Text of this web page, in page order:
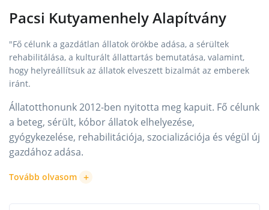
Pacsi Kutyamenhely Alapítvány
"Fő célunk a gazdátlan állatok örökbe adása, a sérültek
rehabilitálása, a kulturált állattartás bemutatása, valamint,
hogy helyreállítsuk az állatok elveszett bizalmát az emberek
iránt.
Állatotthonunk 2012-ben nyitotta meg kapuit. Fő célunk
a beteg, sérült, kóbor állatok elhelyezése,
gyógykezelése, rehabilitációja, szocializációja és végül új
gazdához adása.
Tovább olvasom +